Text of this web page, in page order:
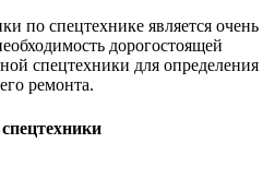
по спецтехнике является очень
дорогостоящей
спецтехники для определения
ремонта.